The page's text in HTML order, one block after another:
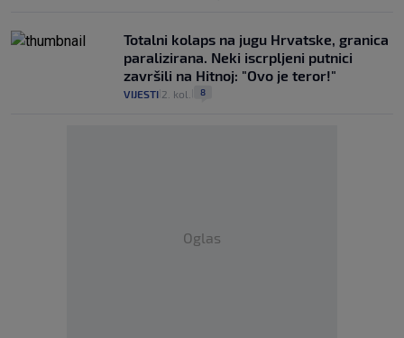
Totalni kolaps na jugu Hrvatske, granica
paralizirana. Neki iscrpljeni putnici
završili na Hitnoj: "Ovo je teror!"
VIJESTI 2. kol. 8
Oglas